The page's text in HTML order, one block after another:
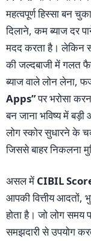
महत्वपूर्ण हिस्सा बन
दिलाने, कम ब्याज दर
मदद करता है। लेकिन
की जल्दबाजी में गलत
ब्याज वाले लोन लेना,
Apps”पर भरोसा
बन जाना भविष्य में
लोग स्कोर सुधारने के
जिससे बाहर निकलना
असल में CIBIL
आपकी वित्तीय आदतों,
होता है। जो लोग
समझदारी से उपयोग